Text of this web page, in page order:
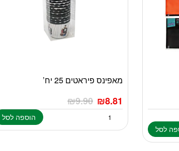
לסל
מאפינס פיראטים 25 יח’
₪9.90 ₪8.81
הוספה לסל